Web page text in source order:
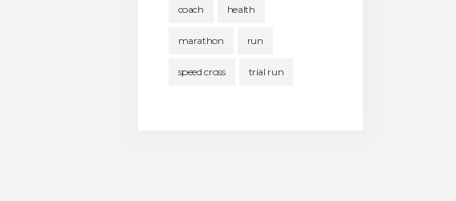
coach health
marathon run
speed cross trial run